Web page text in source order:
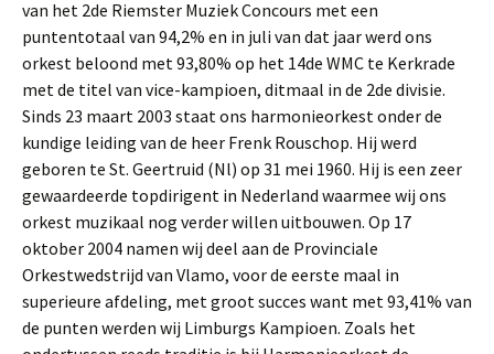
van het 2de Riemster Muziek Concours met een
puntentotaal van 94,2% en in juli van dat jaar werd ons
orkest beloond met 93,80% op het 14de WMC te Kerkrade
met de titel van vice-kampioen, ditmaal in de 2de divisie.
Sinds 23 maart 2003 staat ons harmonieorkest onder de
kundige leiding van de heer Frenk Rouschop. Hij werd
geboren te St. Geertruid (Nl) op 31 mei 1960. Hij is een zeer
gewaardeerde topdirigent in Nederland waarmee wij ons
orkest muzikaal nog verder willen uitbouwen. Op 17
oktober 2004 namen wij deel aan de Provinciale
Orkestwedstrijd van Vlamo, voor de eerste maal in
superieure afdeling, met groot succes want met 93,41% van
de punten werden wij Limburgs Kampioen. Zoals het